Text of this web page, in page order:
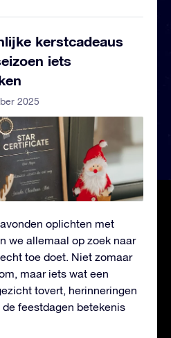
kerstcadeaus
iets
2025
oplichten met
we allemaal op zoek naar
toe doet. Niet zomaar
maar iets wat een
tovert, herinneringen
feestdagen betekenis